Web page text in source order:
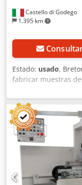
Castello di Godego
1.395 km
Estado: usado,
fabricar muestras
materiales y
Samples Line son
exhibición. La línea
cuarzo, granito,
Rwe Al Nor